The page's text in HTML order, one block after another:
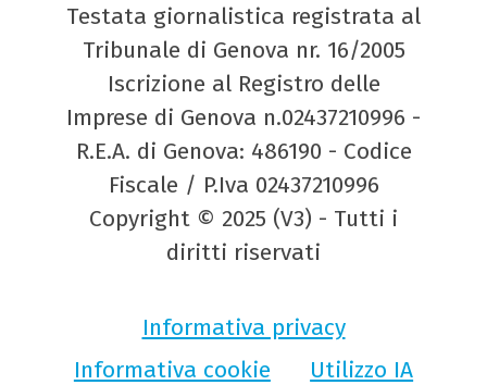
Testata giornalistica registrata al
Tribunale di Genova nr. 16/2005
Iscrizione al Registro delle
Imprese di Genova n.02437210996 -
R.E.A. di Genova: 486190 - Codice
Fiscale / P.Iva 02437210996
Copyright © 2025 (V3) - Tutti i
diritti riservati
Informativa privacy
Informativa cookie
Utilizzo IA